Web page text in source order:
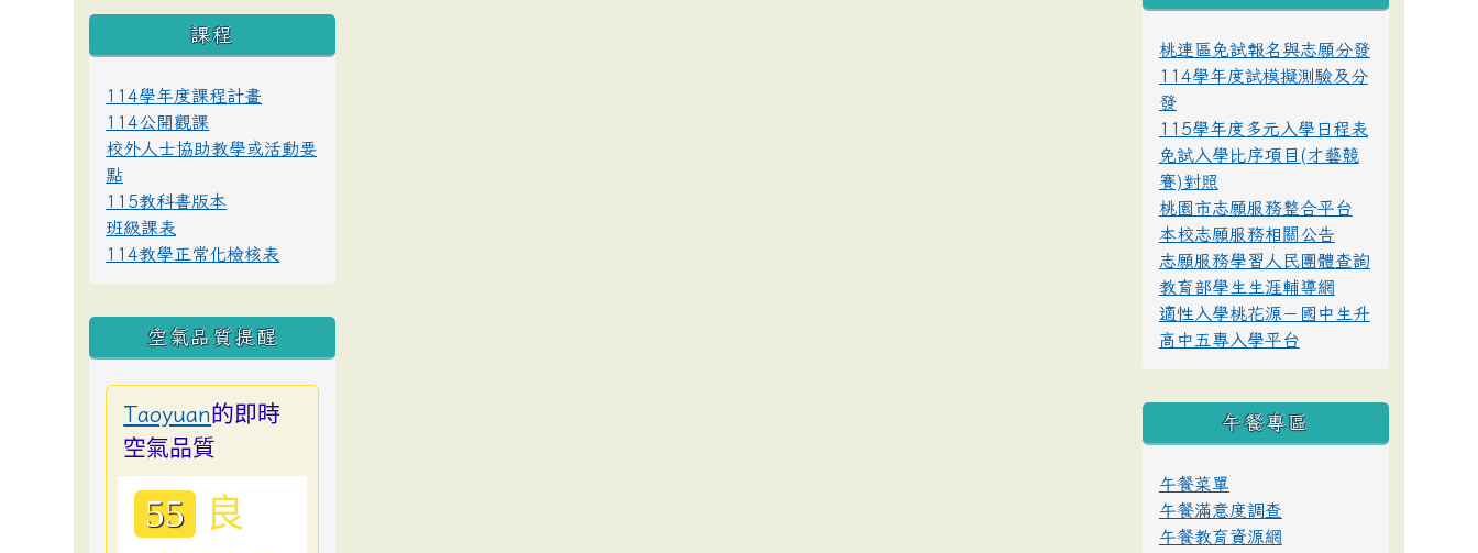
課程
114學年度課程計畫
114公開觀課
校外人士協助教學或活動要
點
115教科書版本
班級課表
114教學正常化檢核表
空氣品質提醒
Taoyuan的即時
空氣品質
55 良
桃連區免試報名與志願分發
114學年度試模擬測驗及分
發
115學年度多元入學日程表
免試入學比序項目(才藝競
賽)對照
桃園市志願服務整合平台
本校志願服務相關公告
志願服務學習人民團體查詢
教育部學生生涯輔導網
適性入學桃花源－國中生升
高中五專入學平台
午餐專區
午餐菜單
午餐滿意度調查
午餐教育資源網